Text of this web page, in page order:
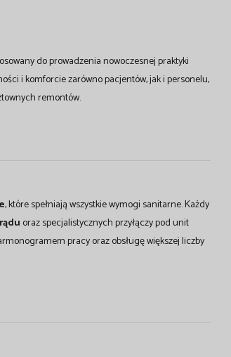
do prowadzenia nowoczesnej praktyki
i komforcie zarówno pacjentów, jak i personelu,
remontów.
, które spełniają wszystkie wymogi sanitarne. Każdy
oraz specjalistycznych przyłączy pod unit
pracy oraz obsługę większej liczby